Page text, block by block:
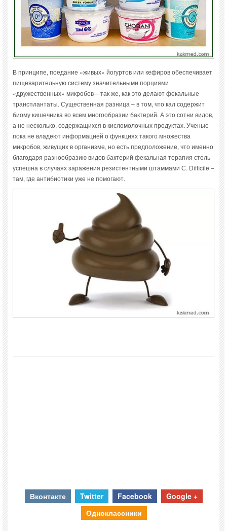
В принципе, поедание «живых» йогуртов или кефиров обеспечивает
пищеварительную систему значительными порциями
«дружественных» микробов – так же, как это делают фекальные
трансплантаты. Существенная разница – в том, что кал содержит
биому кишечника во всем многообразии бактерий. А это сотни видов,
а не несколько, содержащихся в кисломолочных продуктах. Ученые
пока не владеют информацией о функциях такого множества
микробов, живущих в организме, но есть предположение, что именно
благодаря разнообразию видов бактерий фекальная терапия столь
успешна в случаях заражения резистентными штаммами С. Difficile –
там, где антибиотики уже не помогают.
Вконтакте Twitter Facebook
Google +
Одноклассники